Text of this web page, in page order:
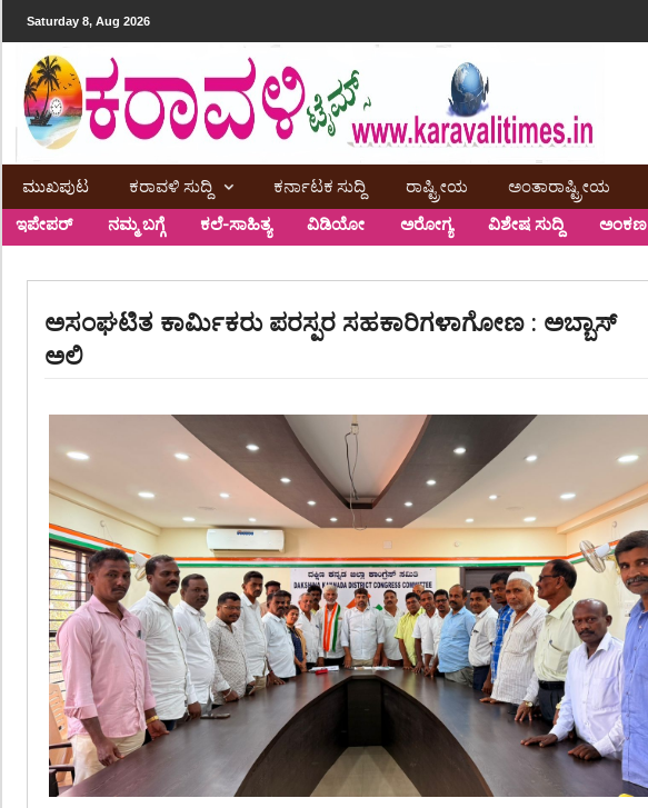
Saturday 8, Aug 2026
ಮುಖಪುಟ ಕರಾವಳಿ ಸುದ್ದಿ ಕರ್ನಾಟಕ ಸುದ್ದಿ ರಾಷ್ಟ್ರೀಯ ಅಂತಾರಾಷ್ಟ್ರೀಯ
ಇಪೇಪರ್ ನಮ್ಮ ಬಗ್ಗೆ ಕಲೆ-ಸಾಹಿತ್ಯ ವಿಡಿಯೋ ಅರೋಗ್ಯ ವಿಶೇಷ ಸುದ್ದಿ ಅಂಕಣ
ಅಸಂಘಟಿತ ಕಾರ್ಮಿಕರು ಪರಸ್ಪರ ಸಹಕಾರಿಗಳಾಗೋಣ : ಅಬ್ಬಾಸ್
ಅಲಿ